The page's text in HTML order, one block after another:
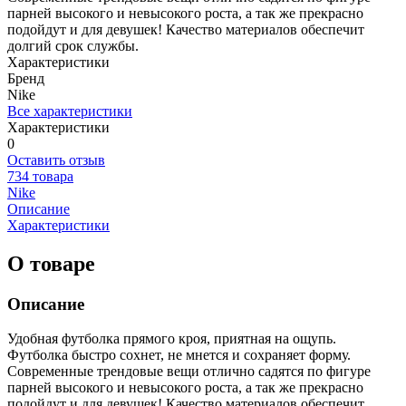
парней высокого и невысокого роста, а так же прекрасно
подойдут и для девушек! Качество материалов обеспечит
долгий срок службы.
Характеристики
Бренд
Nike
Все характеристики
Характеристики
0
Оставить отзыв
734 товара
Nike
Описание
Характеристики
О товаре
Описание
Удобная футболка прямого кроя, приятная на ощупь.
Футболка быстро сохнет, не мнется и сохраняет форму.
Современные трендовые вещи отлично садятся по фигуре
парней высокого и невысокого роста, а так же прекрасно